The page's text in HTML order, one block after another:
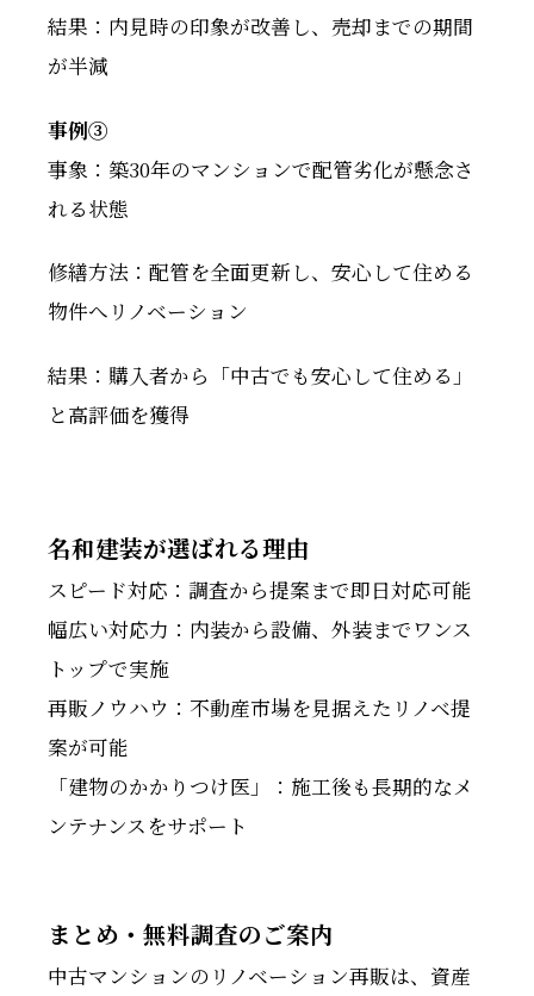
結果：内見時の印象が改善し、売却までの期間
が半減
事例③
事象：築30年のマンションで配管劣化が懸念さ
れる状態
修繕方法：配管を全面更新し、安心して住める
物件へリノベーション
結果：購入者から「中古でも安心して住める」
と高評価を獲得
名和建装が選ばれる理由
スピード対応：調査から提案まで即日対応可能
幅広い対応力：内装から設備、外装までワンス
トップで実施
再販ノウハウ：不動産市場を見据えたリノベ提
案が可能
「建物のかかりつけ医」：施工後も長期的なメ
ンテナンスをサポート
まとめ・無料調査のご案内
中古マンションのリノベーション再販は、資産